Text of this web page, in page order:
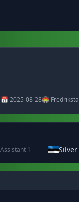
📅 2025-08-28🏟️
Assistant 1 Silver